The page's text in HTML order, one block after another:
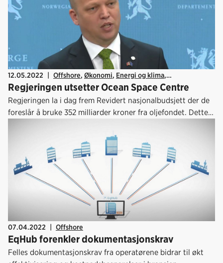
12.05.2022 | Offshore, Økonomi, Energi og klima,
Statsbudsjettet
Regjeringen utsetter Ocean Space Centre
Regjeringen la i dag frem Revidert nasjonalbudsjett der de
foreslår å bruke 352 milliarder kroner fra oljefondet. Dette
tilsvarende 10,3 prosent av verdiskapingen i fastlands-
07.04.2022 | Offshore
EqHub forenkler dokumentasjonskrav
Felles dokumentasjonskrav fra operatørene bidrar til økt